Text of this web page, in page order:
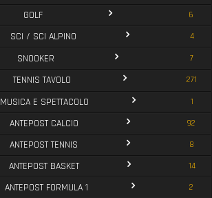
GOLF 6
SCI / SCI ALPINO 4
SNOOKER 7
TENNIS TAVOLO 271
MUSICA E SPETTACOLO 1
ANTEPOST CALCIO 92
ANTEPOST TENNIS 8
ANTEPOST BASKET 14
ANTEPOST FORMULA 1 2